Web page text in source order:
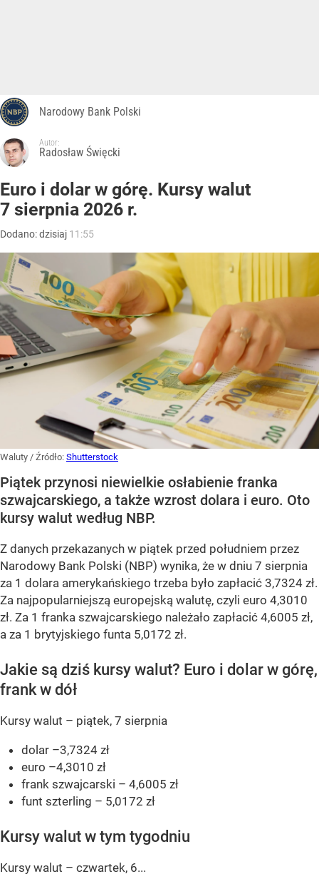
Narodowy Bank Polski
Autor:
Radosław Święcki
Euro i dolar w górę. Kursy walut
7 sierpnia 2026 r.
Dodano:dzisiaj 11:55
Waluty / Źródło: Shutterstock
Piątek przynosi niewielkie osłabienie franka
szwajcarskiego, a także wzrost dolara i euro. Oto
kursy walut według NBP.
Z danych przekazanych w piątek przed południem przez
Narodowy Bank Polski (NBP) wynika, że w dniu 7 sierpnia
za 1 dolara amerykańskiego trzeba było zapłacić 3,7324 zł.
Za najpopularniejszą europejską walutę, czyli euro 4,3010
zł. Za 1 franka szwajcarskiego należało zapłacić 4,6005 zł,
a za 1 brytyjskiego funta 5,0172 zł.
Jakie są dziś kursy walut? Euro i dolar w górę,
frank w dół
Kursy walut – piątek, 7 sierpnia
dolar –3,7324 zł
euro –4,3010 zł
frank szwajcarski – 4,6005 zł
funt szterling – 5,0172 zł
Kursy walut w tym tygodniu
Kursy walut – czwartek, 6...